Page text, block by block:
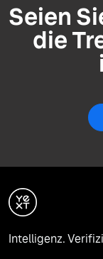
Seien
die
Intelligenz.